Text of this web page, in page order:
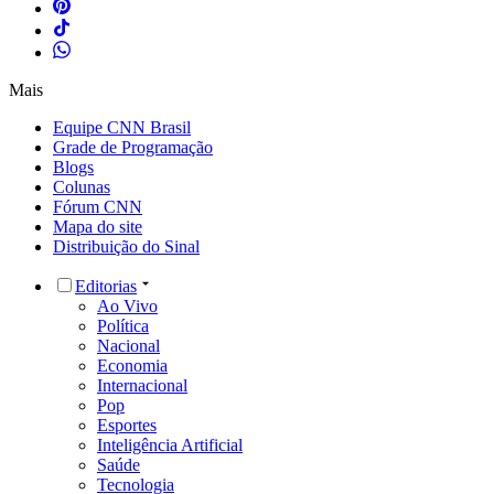
Mais
Equipe CNN Brasil
Grade de Programação
Blogs
Colunas
Fórum CNN
Mapa do site
Distribuição do Sinal
Editorias
Ao Vivo
Política
Nacional
Economia
Internacional
Pop
Esportes
Inteligência Artificial
Saúde
Tecnologia